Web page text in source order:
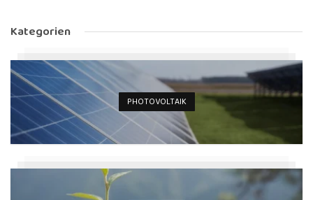
Kategorien
PHOTOVOLTAIK